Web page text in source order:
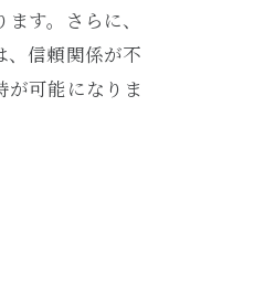
す。さらに、
、信頼関係が不
が可能になりま